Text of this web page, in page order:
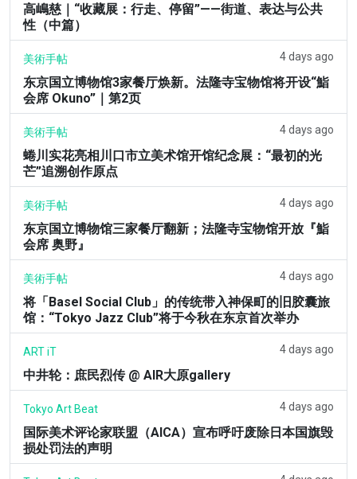
高嶋慈｜“收藏展：行走、停留”——街道、表达与公共
性（中篇）
美術手帖 4 days ago
东京国立博物馆3家餐厅焕新。法隆寺宝物馆将开设“鮨
会席 Okuno”｜第2页
美術手帖 4 days ago
蜷川实花亮相川口市立美术馆开馆纪念展：“最初的光
芒”追溯创作原点
美術手帖 4 days ago
东京国立博物馆三家餐厅翻新；法隆寺宝物馆开放『鮨
会席 奥野』
美術手帖 4 days ago
将「Basel Social Club」的传统带入神保町的旧胶囊旅
馆：“Tokyo Jazz Club”将于今秋在东京首次举办
ART iT 4 days ago
中井轮：庶民烈传 @ AIR大原gallery
Tokyo Art Beat 4 days ago
国际美术评论家联盟（AICA）宣布呼吁废除日本国旗毁
损处罚法的声明